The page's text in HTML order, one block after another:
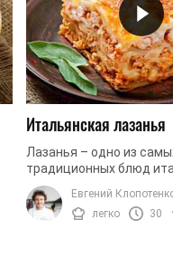
Итальянская лазанья
Лазанья – одно из
традиционных блюд
кухни. В ее основе
фарш, много сыра и
тесто. Идеальный ...
Евгений
легко
30